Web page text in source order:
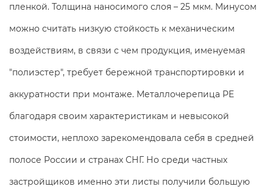
пленкой. Толщина наносимого слоя – 25 мкм. Минусом
можно считать низкую стойкость к механическим
воздействиям, в связи с чем продукция, именуемая
"полиэстер", требует бережной транспортировки и
аккуратности при монтаже. Металлочерепица PE
благодаря своим характеристикам и невысокой
стоимости, неплохо зарекомендовала себя в средней
полосе России и странах СНГ. Но среди частных
застройщиков именно эти листы получили большую